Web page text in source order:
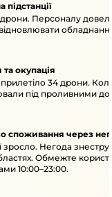
підстанції
дрони. Персоналу
та окупація
прилетіло 34 дрони.
під проливними
споживання через
Негода
Обмежте
10:00–23:00.